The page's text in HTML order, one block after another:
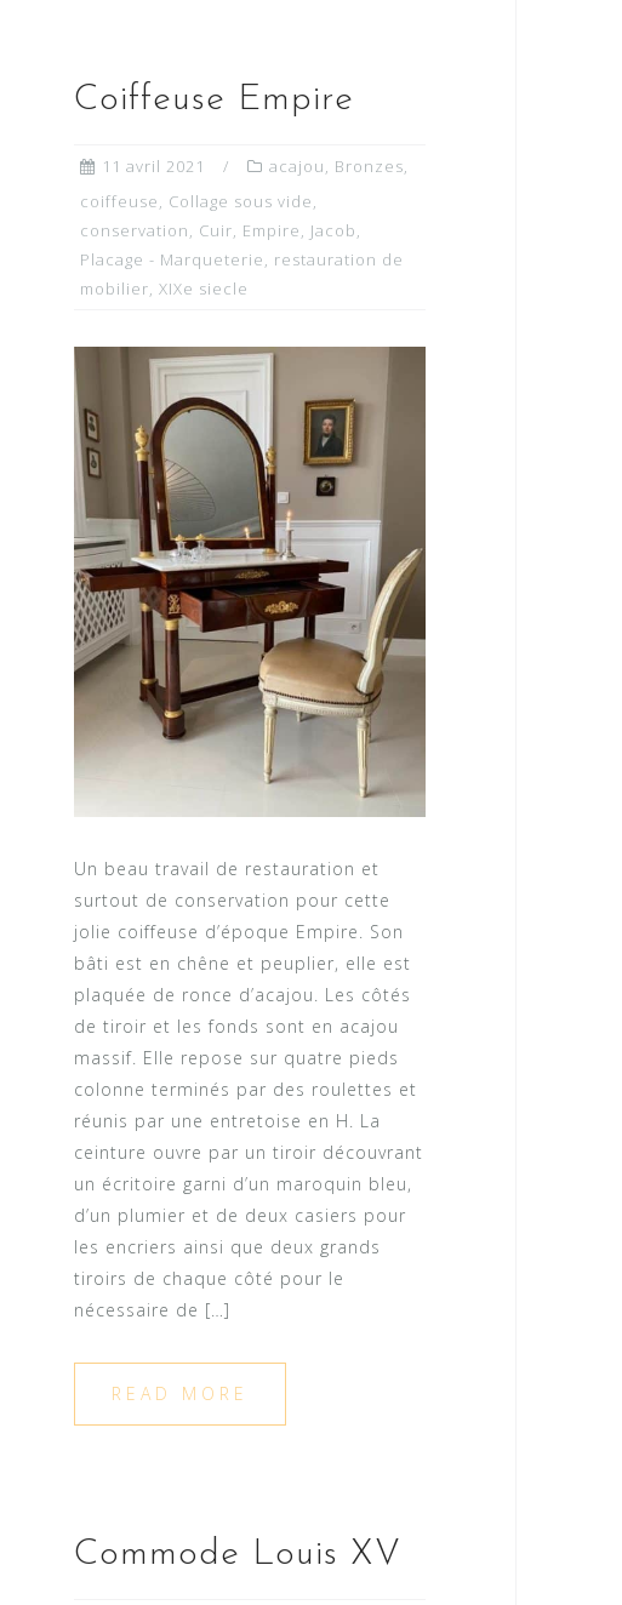
Coiffeuse Empire
11 avril 2021 acajou, Bronzes,
coiffeuse, Collage sous vide,
conservation, Cuir, Empire, Jacob,
Placage - Marqueterie, restauration de
mobilier, XIXe siecle
Un beau travail de restauration et
surtout de conservation pour cette
jolie coiffeuse d’époque Empire. Son
bâti est en chêne et peuplier, elle est
plaquée de ronce d’acajou. Les côtés
de tiroir et les fonds sont en acajou
massif. Elle repose sur quatre pieds
colonne terminés par des roulettes et
réunis par une entretoise en H. La
ceinture ouvre par un tiroir découvrant
un écritoire garni d’un maroquin bleu,
d’un plumier et de deux casiers pour
les encriers ainsi que deux grands
tiroirs de chaque côté pour le
nécessaire de […]
READ MORE
Commode Louis XV